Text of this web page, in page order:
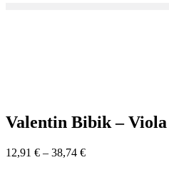
Valentin Bibik – Viola
12,91 € – 38,74 €